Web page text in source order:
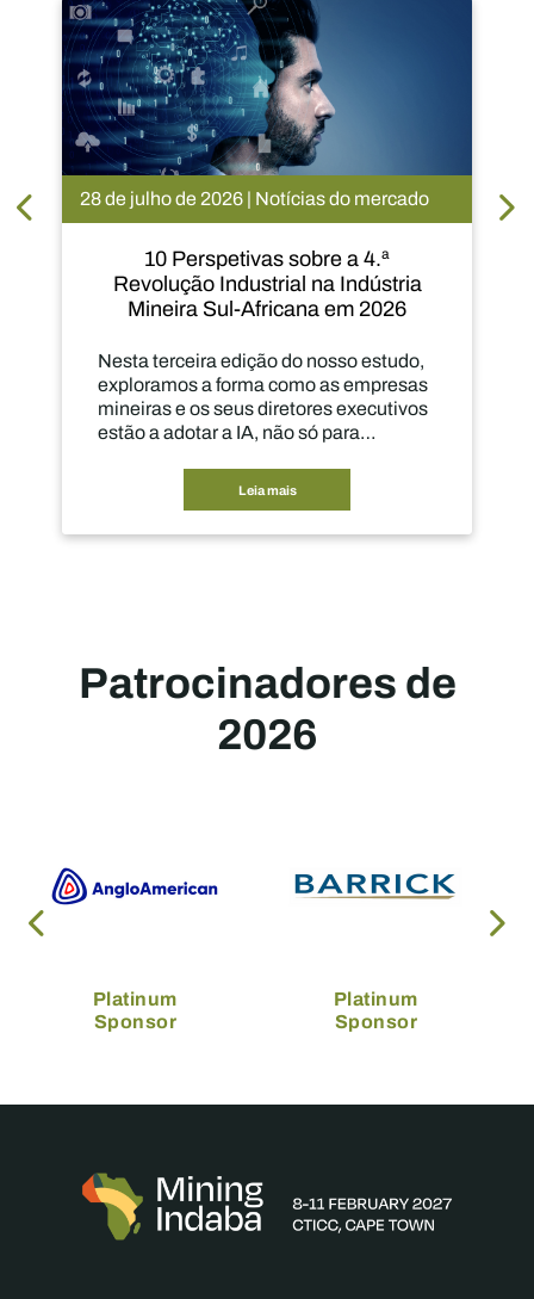
de 2026 | Notícias do mercado
10 Perspetivas sobre a 4.ª
Industrial na Indústria
Sul-Africana em 2026
terceira edição do nosso estudo,
a forma como as empresas
e os seus diretores executivos
a adotar a IA, não só para
repensar o que a mineração pode
24 de julho de
A Kumba
de produção,
UHDMS e
Patrocinadores de
2026
Platinum
Sponsor
Platinum
Sponsor